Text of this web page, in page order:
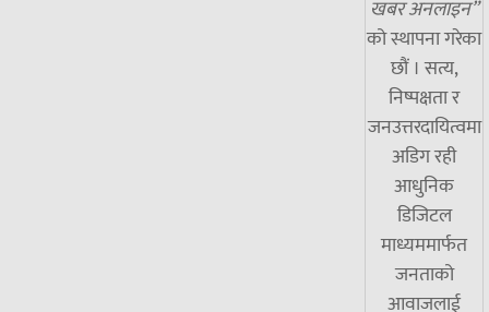
खबर अनलाइन”
को स्थापना गरेका
छौं । सत्य,
निष्पक्षता र
जनउत्तरदायित्वमा
अडिग रही
आधुनिक
डिजिटल
माध्यममार्फत
जनताको
आवाजलाई